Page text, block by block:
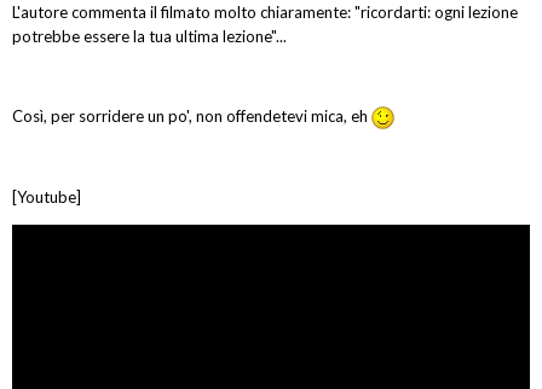
L'autore commenta il filmato molto chiaramente: "ricordarti: ogni lezione
potrebbe essere la tua ultima lezione"...
Così, per sorridere un po', non offendetevi mica, eh
[Youtube]